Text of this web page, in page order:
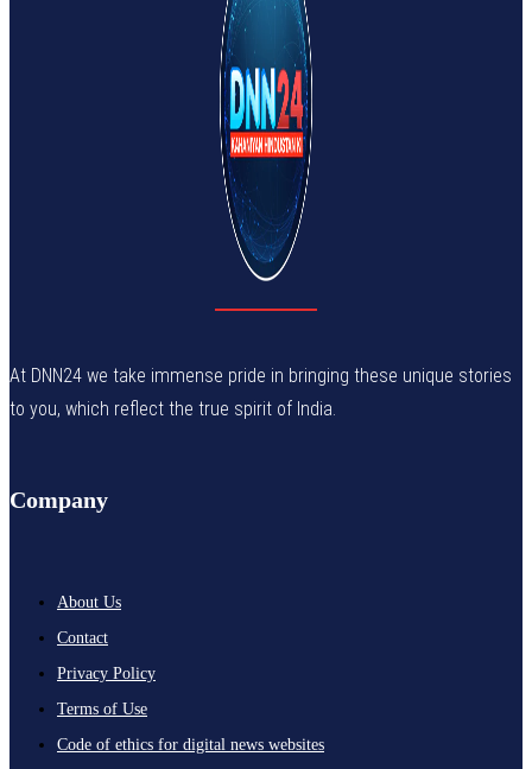
At DNN24 we take immense pride in bringing these unique stories
to you, which reflect the true spirit of India.
Company
About Us
Contact
Privacy Policy
Terms of Use
Code of ethics for digital news websites